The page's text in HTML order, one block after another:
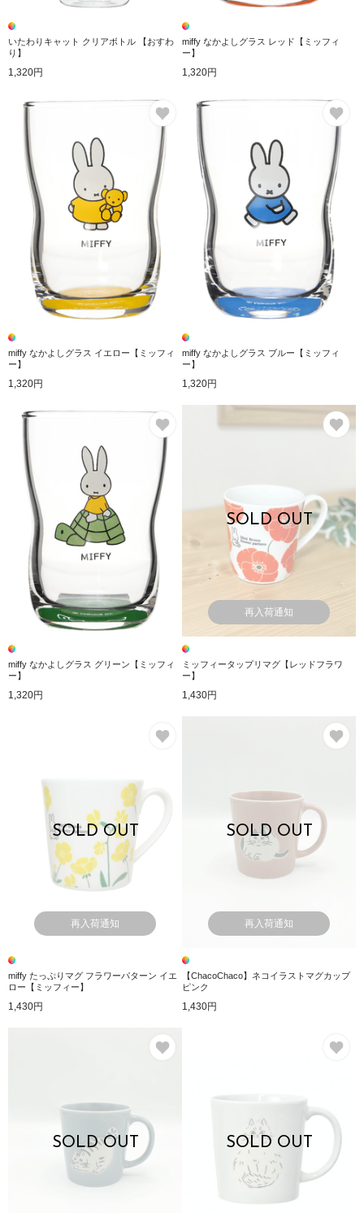
いたわりキャット クリアボトル 【おすわ
り】
1,320円
miffy なかよしグラス レッド【ミッフィ
ー】
1,320円
お気に入り
miffy なかよしグラス イエロー【ミッフィ
ー】
1,320円
miffy なかよしグラス ブルー【ミッフィ
ー】
1,320円
miffy なかよしグラス グリーン【ミッフィ
ー】
1,320円
SOLD OUT
再入荷通知
ミッフィータップリマグ【レッドフラワ
ー】
1,430円
SOLD OUT
再入荷通知
miffy たっぷりマグ フラワーパターン イエ
ロー【ミッフィー】
1,430円
SOLD OUT
再入荷通知
【ChacoChaco】ネコイラストマグカップ
ピンク
1,430円
SOLD OUT SOLD OUT